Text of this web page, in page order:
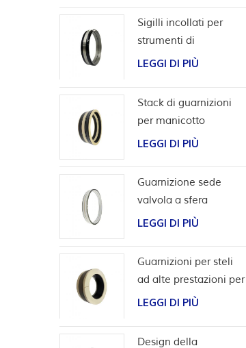
Sigilli incollati per
strumenti di
completamento
LEGGI DI PIÙ
Stack di guarnizioni
per manicotto
scorrevole per utensili
LEGGI DI PIÙ
Guarnizione sede
valvola a sfera
bidirezionale ad alta
LEGGI DI PIÙ
Guarnizioni per steli
ad alte prestazioni per
applicazioni con
LEGGI DI PIÙ
Design della